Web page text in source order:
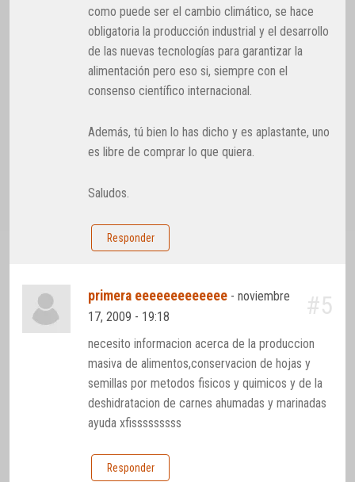
como puede ser el cambio climático, se hace
obligatoria la producción industrial y el desarrollo
de las nuevas tecnologías para garantizar la
alimentación pero eso si, siempre con el
consenso científico internacional.
Además, tú bien lo has dicho y es aplastante, uno
es libre de comprar lo que quiera.
Saludos.
Responder
primera eeeeeeeeeeeee -noviembre
17, 2009 - 19:18
#5
necesito informacion acerca de la produccion
masiva de alimentos,conservacion de hojas y
semillas por metodos fisicos y quimicos y de la
deshidratacion de carnes ahumadas y marinadas
ayuda xfisssssssss
Responder